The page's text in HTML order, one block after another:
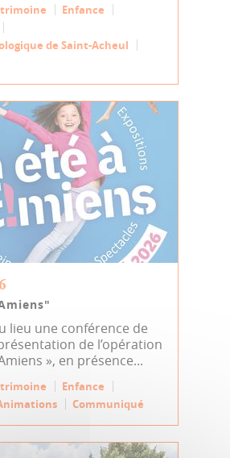
Enfance
de Saint-Acheul
lieu une conférence de
de l’opération
», en présence...
Enfance
Communiqué